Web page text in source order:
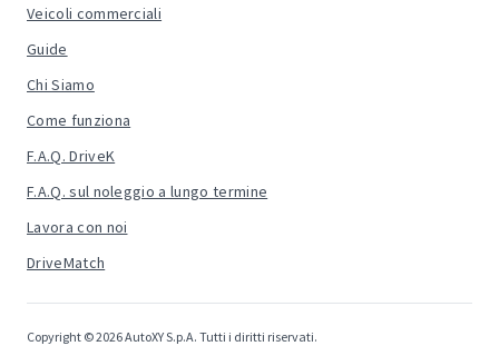
Veicoli commerciali
Guide
Chi Siamo
Come funziona
F.A.Q. DriveK
F.A.Q. sul noleggio a lungo termine
Lavora con noi
DriveMatch
Copyright © 2026 AutoXY S.p.A. Tutti i diritti riservati.